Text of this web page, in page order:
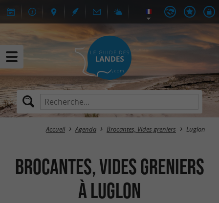
Accueil Agenda Brocantes, Vides greniers Luglon
Brocantes, Vides greniers
à Luglon